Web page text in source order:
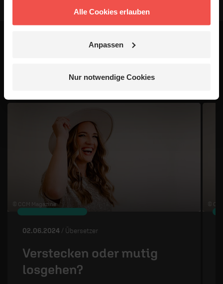
Alle Cookies erlauben
Anpassen
Nur notwendige Cookies
Das könnte dich auch
interessieren
© CCM Magazine
02.06.2024 / Übersetzer
Verstecken oder mutig
losgehen?
©